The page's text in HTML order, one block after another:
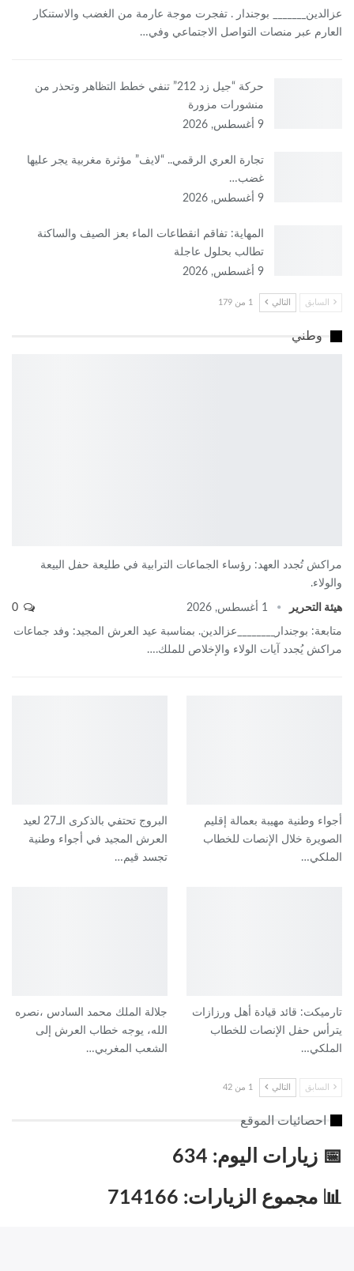
عزالدين_______ بوجندار . تفجرت موجة عارمة من الغضب والاستنكار
العارم عبر منصات التواصل الاجتماعي وفي…
حركة “جيل زد 212” تنفي خطط التظاهر وتحذر من
منشورات مزورة
9 أغسطس, 2026
تجارة العري الرقمي.. “لايف” مؤثرة مغربية يجر عليها
غضب…
9 أغسطس, 2026
المهاية: تفاقم انقطاعات الماء بعز الصيف والساكنة
تطالب بحلول عاجلة
9 أغسطس, 2026
السابق التالي 1 من 179
وطني
مراكش تُجدد العهد: رؤساء الجماعات الترابية في طليعة حفل البيعة
والولاء.
هيئة التحرير 1 أغسطس, 2026
متابعة: بوجندار________عزالدين. بمناسبة عيد العرش المجيد: وفد جماعات
مراكش يُجدد آيات الولاء والإخلاص للملك.…
أجواء وطنية مهيبة بعمالة إقليم
الصويرة خلال الإنصات للخطاب
الملكي…
البروج تحتفي بالذكرى الـ27 لعيد
العرش المجيد في أجواء وطنية
تجسد قيم…
تارميكت: قائد قيادة أهل ورزازات
يترأس حفل الإنصات للخطاب
الملكي…
جلالة الملك محمد السادس ،نصره
الله، يوجه خطاب العرش إلى
الشعب المغربي…
السابق التالي 1 من 42
احصائيات الموقع
📅 زيارات اليوم: 634
📊 مجموع الزيارات: 714166